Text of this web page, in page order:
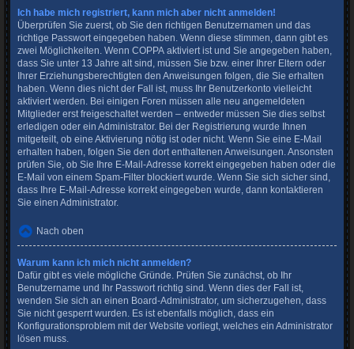
Ich habe mich registriert, kann mich aber nicht anmelden!
Überprüfen Sie zuerst, ob Sie den richtigen Benutzernamen und das
richtige Passwort eingegeben haben. Wenn diese stimmen, dann gibt es
zwei Möglichkeiten. Wenn COPPA aktiviert ist und Sie angegeben haben,
dass Sie unter 13 Jahre alt sind, müssen Sie bzw. einer Ihrer Eltern oder
Ihrer Erziehungsberechtigten den Anweisungen folgen, die Sie erhalten
haben. Wenn dies nicht der Fall ist, muss Ihr Benutzerkonto vielleicht
aktiviert werden. Bei einigen Foren müssen alle neu angemeldeten
Mitglieder erst freigeschaltet werden – entweder müssen Sie dies selbst
erledigen oder ein Administrator. Bei der Registrierung wurde Ihnen
mitgeteilt, ob eine Aktivierung nötig ist oder nicht. Wenn Sie eine E-Mail
erhalten haben, folgen Sie den dort enthaltenen Anweisungen. Ansonsten
prüfen Sie, ob Sie Ihre E-Mail-Adresse korrekt eingegeben haben oder die
E-Mail von einem Spam-Filter blockiert wurde. Wenn Sie sich sicher sind,
dass Ihre E-Mail-Adresse korrekt eingegeben wurde, dann kontaktieren
Sie einen Administrator.
Nach oben
Warum kann ich mich nicht anmelden?
Dafür gibt es viele mögliche Gründe. Prüfen Sie zunächst, ob Ihr
Benutzername und Ihr Passwort richtig sind. Wenn dies der Fall ist,
wenden Sie sich an einen Board-Administrator, um sicherzugehen, dass
Sie nicht gesperrt wurden. Es ist ebenfalls möglich, dass ein
Konfigurationsproblem mit der Website vorliegt, welches ein Administrator
lösen muss.